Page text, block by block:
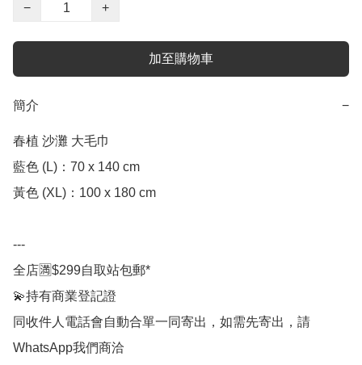
−
+
加至購物車
簡介 −
春植 沙灘 大毛巾
藍色 (L)：70 x 140 cm
黃色 (XL)：100 x 180 cm
---
全店🈵$299自取站包郵*
💫持有商業登記證
同收件人電話會自動合單一同寄出，如需先寄出，請
WhatsApp我們商洽